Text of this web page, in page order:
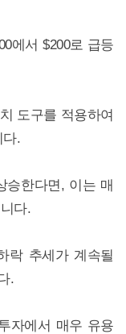
에서 $200로 급등
도구를 적용하여
다.
승한다면, 이는 매
다.
락 추세가 계속될
.
자에서 매우 유용